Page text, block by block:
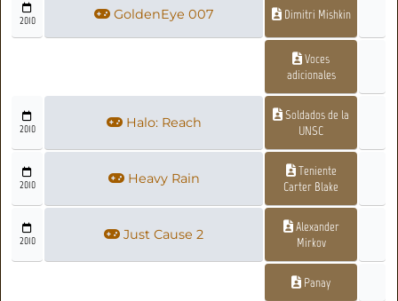
2010 GoldenEye 007 Dimitri Mishkin
Voces
adicionales
2010 Halo: Reach
Soldados de la
UNSC
2010 Heavy Rain
Teniente
Carter Blake
2010 Just Cause 2
Alexander
Mirkov
Panay